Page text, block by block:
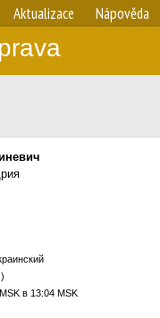
Aktualizace Nápověda
в 13:04 MSK